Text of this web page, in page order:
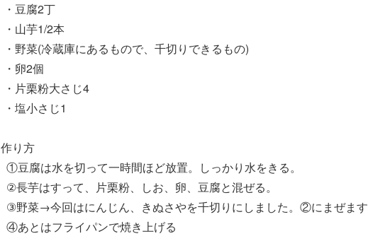
・豆腐2丁
・山芋1/2本
・野菜(冷蔵庫にあるもので、千切りできるもの)
・卵2個
・片栗粉大さじ4
・塩小さじ1
作り方
①豆腐は水を切って一時間ほど放置。しっかり水をきる。
②長芋はすって、片栗粉、しお、卵、豆腐と混ぜる。
③野菜→今回はにんじん、きぬさやを千切りにしました。②にまぜます
④あとはフライパンで焼き上げる